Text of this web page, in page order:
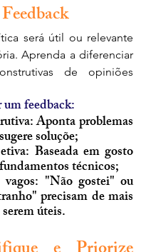
será útil ou relevante
Aprenda a diferenciar
de opiniões
feedback:
Aponta problemas
soluçõe;
Baseada em gosto
técnicos;
vagos: "Não gostei" ou
precisam de mais
úteis.